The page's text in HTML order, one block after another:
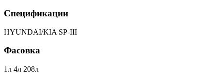
Спецификации
HYUNDAI/KIA SP-III
Фасовка
1л 4л 208л